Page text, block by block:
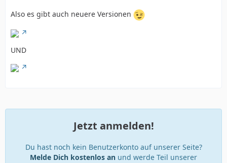
Also es gibt auch neuere Versionen
UND
Jetzt anmelden!
Du hast noch kein Benutzerkonto auf unserer Seite?
Melde Dich kostenlos an und werde Teil unserer